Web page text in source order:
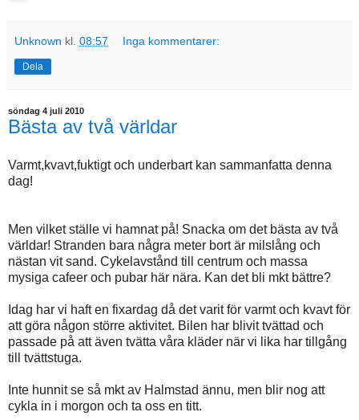
Unknown kl. 08:57 Inga kommentarer:
Dela
söndag 4 juli 2010
Bästa av två världar
Varmt,kvavt,fuktigt och underbart kan sammanfatta denna
dag!
Men vilket ställe vi hamnat på! Snacka om det bästa av två
världar! Stranden bara några meter bort är milslång och
nästan vit sand. Cykelavstånd till centrum och massa
mysiga cafeer och pubar här nära. Kan det bli mkt bättre?
Idag har vi haft en fixardag då det varit för varmt och kvavt för
att göra någon större aktivitet. Bilen har blivit tvättad och
passade på att även tvätta våra kläder när vi lika har tillgång
till tvättstuga.
Inte hunnit se så mkt av Halmstad ännu, men blir nog att
cykla in i morgon och ta oss en titt.